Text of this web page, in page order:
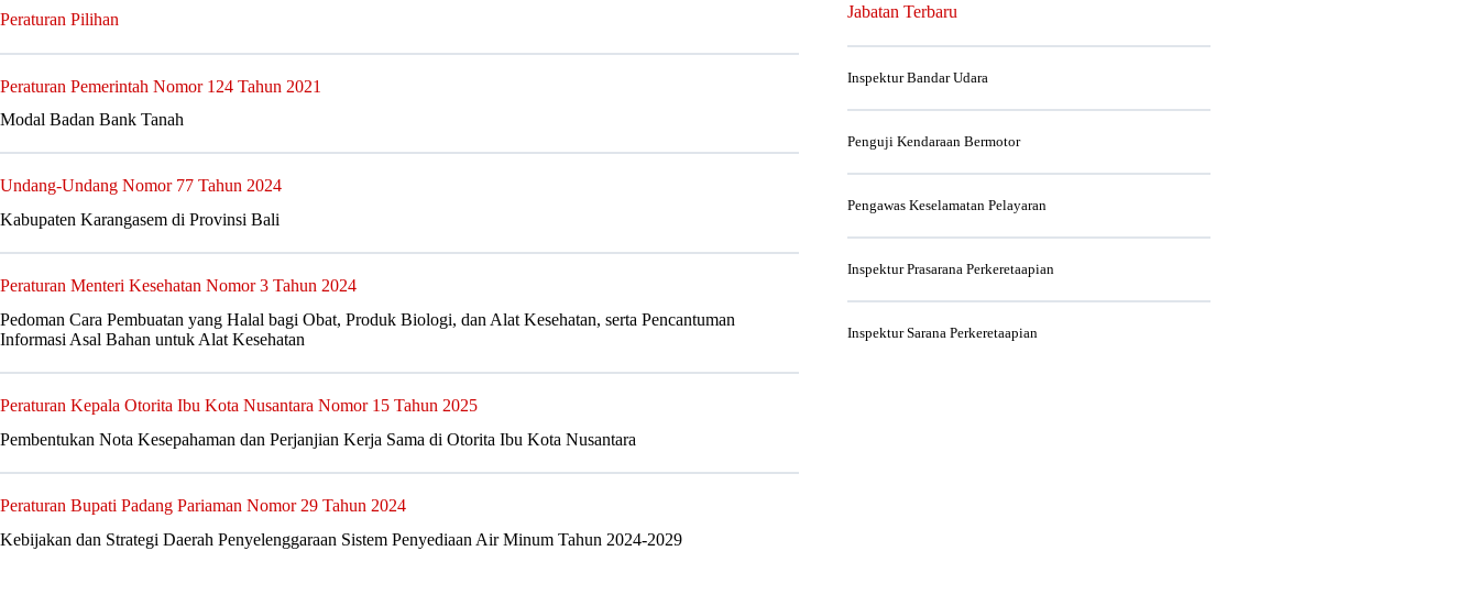
Peraturan Pilihan
Peraturan Pemerintah Nomor 124 Tahun 2021
Modal Badan Bank Tanah
Undang-Undang Nomor 77 Tahun 2024
Kabupaten Karangasem di Provinsi Bali
Peraturan Menteri Kesehatan Nomor 3 Tahun 2024
Pedoman Cara Pembuatan yang Halal bagi Obat, Produk Biologi, dan Alat Kesehatan, serta Pencantuman
Informasi Asal Bahan untuk Alat Kesehatan
Peraturan Kepala Otorita Ibu Kota Nusantara Nomor 15 Tahun 2025
Pembentukan Nota Kesepahaman dan Perjanjian Kerja Sama di Otorita Ibu Kota Nusantara
Peraturan Bupati Padang Pariaman Nomor 29 Tahun 2024
Kebijakan dan Strategi Daerah Penyelenggaraan Sistem Penyediaan Air Minum Tahun 2024-2029
Jabatan Terbaru
Inspektur Bandar Udara
Penguji Kendaraan Bermotor
Pengawas Keselamatan Pelayaran
Inspektur Prasarana Perkeretaapian
Inspektur Sarana Perkeretaapian